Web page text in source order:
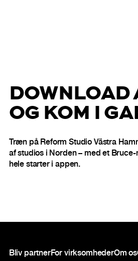
DOWNLOAD
OG KOM I
Træn på Reform Studio Västra
af studios i Norden – med et
hele starter i appen.
Bliv partnerFor virksomhederOm os